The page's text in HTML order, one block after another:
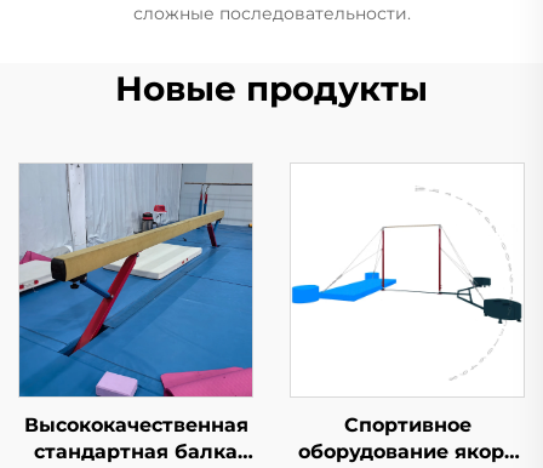
сложные последовательности.
Новые продукты
Высококачественная
стандартная балка
Спортивное
оборудование якоря